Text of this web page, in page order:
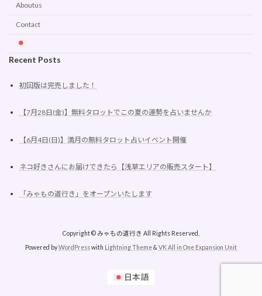
Aboutus
Contact
Recent Posts
初回版は完売しました！
【7月28日(金)】無料タロットでこの夏の運勢を占いませんか
【6月4日(日)】満月の無料タロット占いイベント開催
ネコ好きさんにお届けできたら【浅草エリアの販売スタート】
「みゃもの道行き」をオープンいたします
Copyright © みゃもの道行き All Rights Reserved.
Powered byWordPresswith Lightning Theme& VK All in One Expansion Unit
日本語